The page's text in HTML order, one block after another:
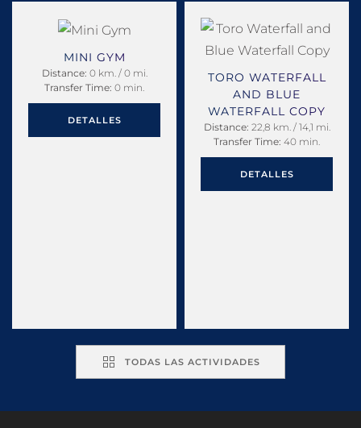
MINI GYM
Distance: 0 km. / 0 mi.
Transfer Time: 0 min.
DETALLES
TORO WATERFALL
AND BLUE
WATERFALL COPY
Distance: 22,8 km. / 14,1 mi.
Transfer Time: 40 min.
DETALLES
TODAS LAS ACTIVIDADES